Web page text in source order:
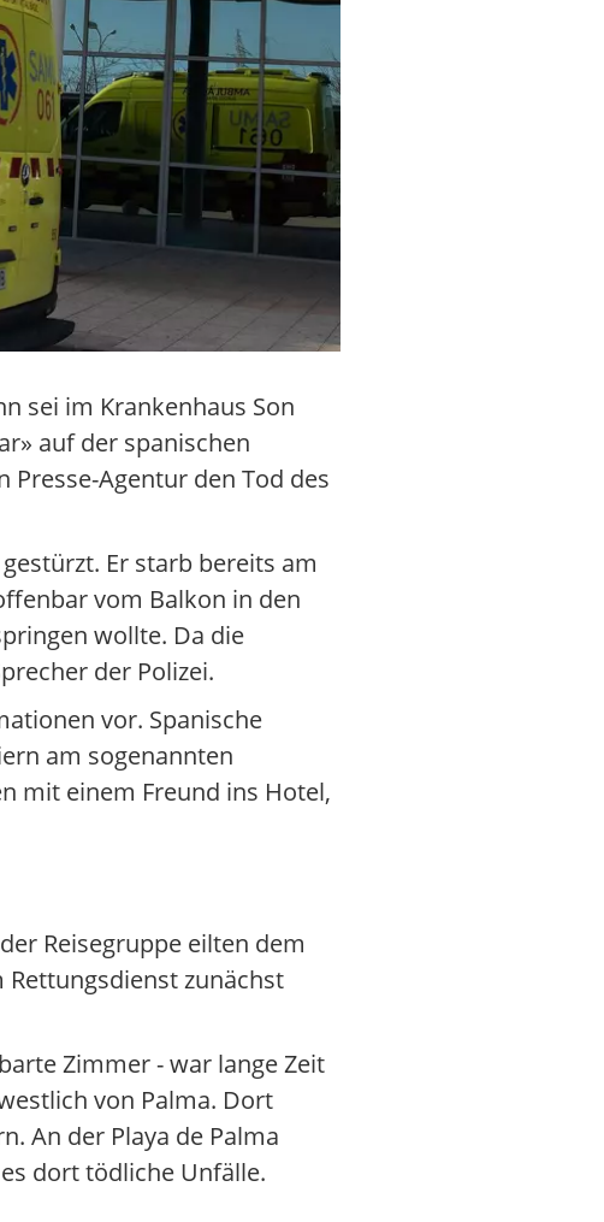
sei im Krankenhaus Son
auf der spanischen
Agentur den Tod des
Er starb bereits am
vom Balkon in den
wollte. Da die
der Polizei.
vor. Spanische
am sogenannten
mit einem Freund ins Hotel,
Reisegruppe eilten dem
zunächst
Zimmer - war lange Zeit
von Palma. Dort
An der Playa de Palma
dort tödliche Unfälle.